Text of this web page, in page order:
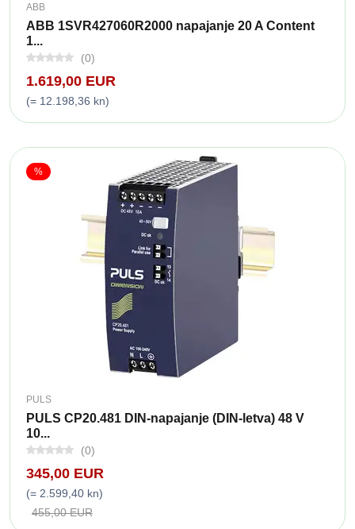
ABB
ABB 1SVR427060R2000 napajanje 20 A Content
1...
(0)
1.619,00 EUR
(= 12.198,36 kn)
%
PULS
PULS CP20.481 DIN-napajanje (DIN-letva) 48 V
10...
(0)
345,00 EUR
(= 2.599,40 kn)
455,00 EUR